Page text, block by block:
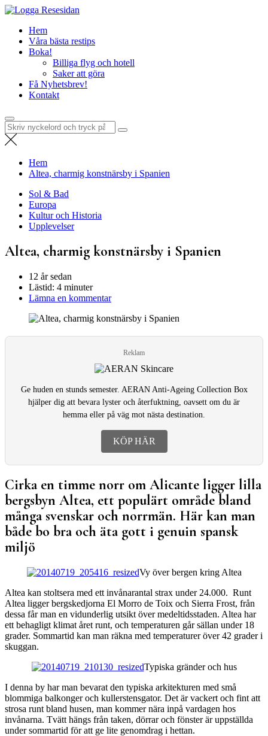
Hoppa
innehåll
Din resa börjar här – utflykter, guider och resetips för alla äventyr
Hem
Våra bästa restips
Boka!
Billiga flyg och hotell
Saker att göra
Få Nyhetsbrev!
Kontakt
Sök
efter:
Hem
Altea, charmig konstnärsby i Spanien
Sol & Bad
Europa
Kultur och Historia
Upplevelser
Altea, charmig konstnärsby i Spanien
12 år sedan
Lästid: 4 minuter
Lämna en kommentar
Reklam
Ge huden en stunds semester. AERAN Anti-Ageing Collection Box
hjälper dig att bevara lyster och återfuktning, oavsett om du är
hemma eller på väg mot nästa destination.
KÖP HÄR
Cirka en timme norr om Alicante ligger lilla
bergsbyn Altea, ett populärt område bland
många svenskar och norrmän. Här kan man
både bo bra och äta gott i genuin spansk
miljö
Vy över bergen kring Altea
Altea kan stoltsera med ett invånarantal strax under 24.000. Runt
Altea ligger bergskedjorna El Morro de Toix och Sierra Frost, från
dessa får man en vidunderlig utsikt över medeltidsstaden. Altea har
ett behagligt klimat året runt, och temperaturen går sällan under 18
grader. Sommartid kan man räkna med temperaturer över 42 grader i
skuggan.
Typiska gränder och hus
I denna by har man bevarat den typiska arkitekturen med små
blommiga balkonger och kullerstensgator. Det är vackert och fint att
strosa runt bland husen, man kommer nära inpå vardagen hos
invånarna. Tvätt hängs från taken, dörrar och fönster är uppställda
under sommartid för att ge lite genomdrag i hettan.